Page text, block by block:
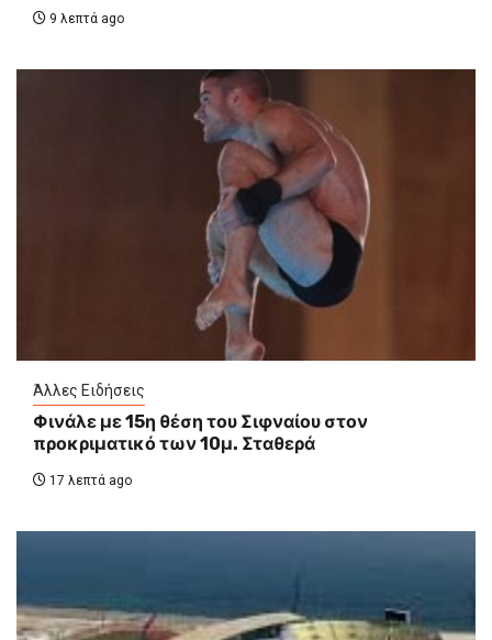
9 λεπτά ago
Άλλες Ειδήσεις
Φινάλε με 15η θέση του Σιφναίου στον
προκριματικό των 10μ. Σταθερά
17 λεπτά ago